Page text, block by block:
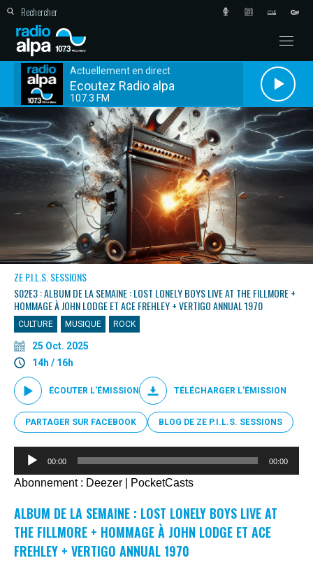
Actuellement en direct
Ecoutez Radio alpa
107.3 FM
ZE P.I.L.S. SESSIONS
S02E3 : ALBUM DE LA SEMAINE : LOST LONELY BOYS LIVE AT THE FILLMORE +
HOMMAGE À JOHN LODGE ET ACE FREHLEY + VERTIGO ANNUAL 1970
CULTURE MUSIQUE ROCK
25 Oct. 2025
14h / 16h
ÉCOUTER L'ÉMISSION TÉLÉCHARGER L'ÉMISSION
PARTAGER SUR FACEBOOK BLOG DE ZE P.I.L.S. SESSIONS
Lecteur
00:00 00:00
Abonnement : Deezer PocketCasts
ALBUM DE LA SEMAINE : LOST LONELY BOYS LIVE AT
THE FILLMORE + HOMMAGE À JOHN LODGE ET ACE
FREHLEY + VERTIGO ANNUAL 1970